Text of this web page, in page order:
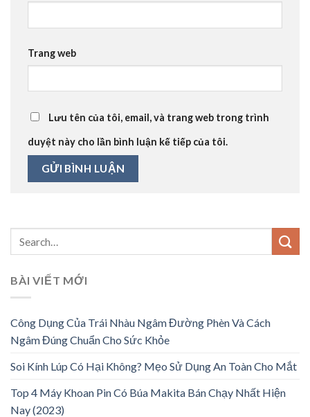
Trang web
Lưu tên của tôi, email, và trang web trong trình
duyệt này cho lần bình luận kế tiếp của tôi.
BÀI VIẾT MỚI
Công Dụng Của Trái Nhàu Ngâm Đường Phèn Và Cách
Ngâm Đúng Chuẩn Cho Sức Khỏe
Soi Kính Lúp Có Hại Không? Mẹo Sử Dụng An Toàn Cho Mắt
Top 4 Máy Khoan Pin Có Búa Makita Bán Chạy Nhất Hiện
Nay (2023)